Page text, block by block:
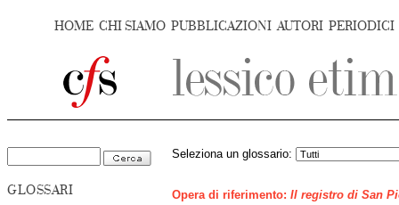
HOME CHI SIAMO PUBBLICAZIONI AUTORI PERIODICI
GLOSSARI
Seleziona un glossario:
Opera di riferimento: Il registro di San